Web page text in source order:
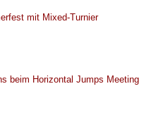
mit Mixed-Turnier
beim Horizontal Jumps Meeting